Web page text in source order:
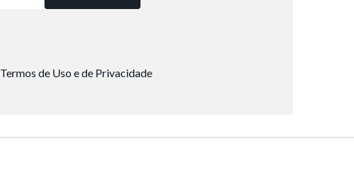
Termos de Uso e de Privacidade